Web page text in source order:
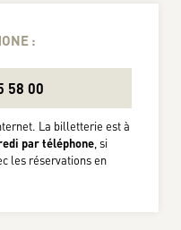
:
58 00
La billetterie est à
par téléphone , si
les réservations en